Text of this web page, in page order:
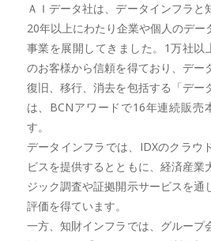
ＡＩデータ社は、データインフラと
20年以上にわたり企業や個人のデー
事業を展開してきました。1万社以
のお客様から信頼を得ており、デー
復旧、移行、消去を包括する「デー
は、BCNアワードで16年連続販売
す。
データインフラでは、IDXのクラウ
ビスを提供するとともに、経済産業
ジック調査や証拠開示サービスを通
評価を得ています。
一方、知財インフラでは、グループ